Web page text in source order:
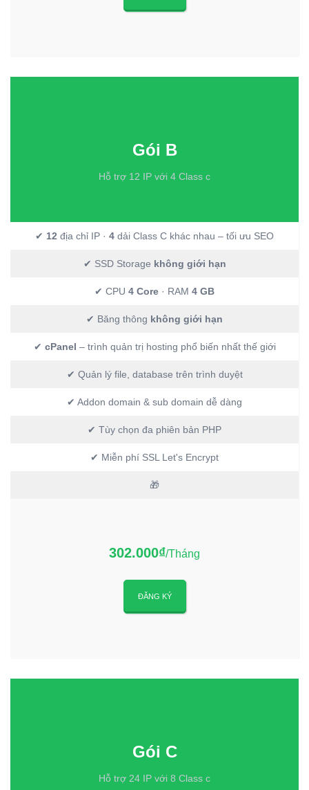
Gói B
Hỗ trợ 12 IP với 4 Class c
✔ 12 địa chỉ IP · 4 dải Class C khác nhau – tối ưu SEO
✔ SSD Storage không giới hạn
✔ CPU 4 Core · RAM 4 GB
✔ Băng thông không giới hạn
✔ cPanel – trình quản trị hosting phổ biến nhất thế giới
✔ Quản lý file, database trên trình duyệt
✔ Addon domain & sub domain dễ dàng
✔ Tùy chọn đa phiên bản PHP
✔ Miễn phí SSL Let's Encrypt
🎁
302.000₫/Tháng
ĐĂNG KÝ
Gói C
Hỗ trợ 24 IP với 8 Class c